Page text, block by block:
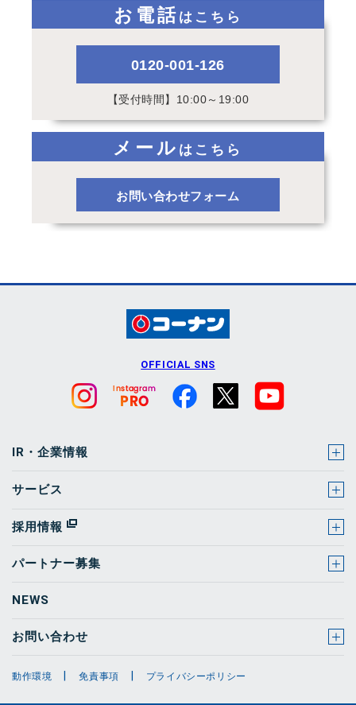
お電話 はこちら
0120-001-126
【受付時間】10:00～19:00
メール はこちら
お問い合わせフォーム
OFFICIAL SNS
IR・企業情報
サービス
採用情報
パートナー募集
NEWS
お問い合わせ
動作環境 免責事項 プライバシーポリシー